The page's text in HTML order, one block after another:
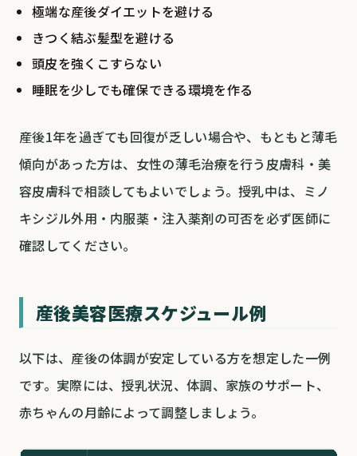
極端な産後ダイエットを避ける
きつく結ぶ髪型を避ける
頭皮を強くこすらない
睡眠を少しでも確保できる環境を作る
産後1年を過ぎても回復が乏しい場合や、もともと薄毛
傾向があった方は、女性の薄毛治療を行う皮膚科・美
容皮膚科で相談してもよいでしょう。授乳中は、ミノ
キシジル外用・内服薬・注入薬剤の可否を必ず医師に
確認してください。
産後美容医療スケジュール例
以下は、産後の体調が安定している方を想定した一例
です。実際には、授乳状況、体調、家族のサポート、
赤ちゃんの月齢によって調整しましょう。